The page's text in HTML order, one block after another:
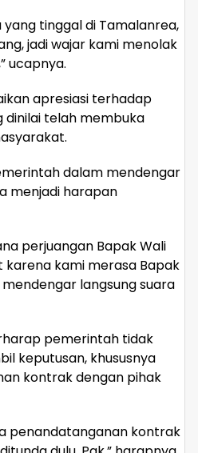
yang tinggal di Tamalanrea,
jadi wajar kami menolak
ucapnya.
apresiasi terhadap
dinilai telah membuka
dalam mendengar
menjadi harapan
perjuangan Bapak Wali
karena kami merasa Bapak
langsung suara
pemerintah tidak
keputusan, khususnya
kontrak dengan pihak
penandatanganan kontrak